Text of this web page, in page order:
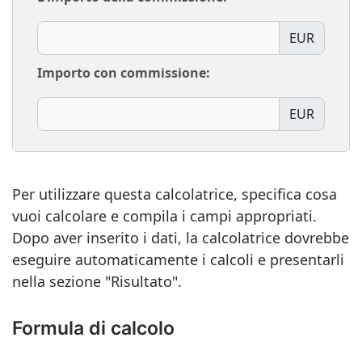
EUR
Importo con commissione:
EUR
Per utilizzare questa calcolatrice, specifica cosa
vuoi calcolare e compila i campi appropriati.
Dopo aver inserito i dati, la calcolatrice dovrebbe
eseguire automaticamente i calcoli e presentarli
nella sezione "Risultato".
Formula di calcolo